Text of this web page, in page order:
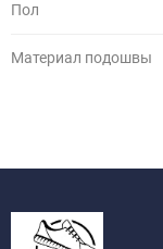
Пол
Материал подошвы